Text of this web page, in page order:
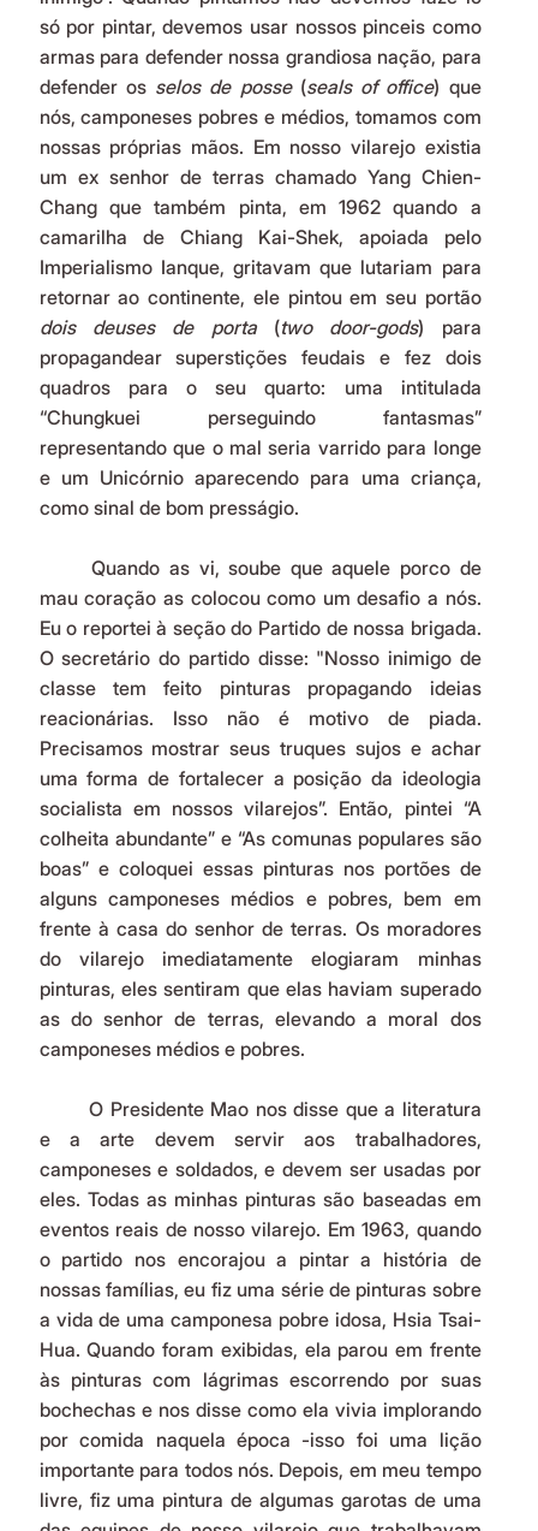
só por pintar, devemos usar nossos pinceis como
armas para defender nossa grandiosa nação, para
defender os selos de posse (seals of office) que
nós, camponeses pobres e médios, tomamos com
nossas próprias mãos. Em nosso vilarejo existia
um ex senhor de terras chamado Yang Chien-
Chang que também pinta, em 1962 quando a
camarilha de Chiang Kai-Shek, apoiada pelo
Imperialismo Ianque, gritavam que lutariam para
retornar ao continente, ele pintou em seu portão
dois deuses de porta (two door-gods)
para
propagandear superstições feudais e fez dois
quadros para o seu quarto: uma intitulada
“Chungkuei perseguindo fantasmas”
representando que o mal seria varrido para longe
e um Unicórnio aparecendo para uma criança,
como sinal de bom presságio.
	Quando as vi, soube que aquele porco de
mau coração as colocou como um desafio a nós.
Eu o reportei à seção do Partido de nossa brigada.
O secretário do partido disse: "Nosso inimigo de
classe tem feito pinturas propagando ideias
reacionárias. Isso não é motivo de piada.
Precisamos mostrar seus truques sujos e achar
uma forma de fortalecer a posição da ideologia
socialista em nossos vilarejos”. Então, pintei “A
colheita abundante” e “As comunas populares são
boas” e coloquei essas pinturas nos portões de
alguns camponeses médios e pobres, bem em
frente à casa do senhor de terras. Os moradores
do vilarejo imediatamente elogiaram minhas
pinturas, eles sentiram que elas haviam superado
as do senhor de terras, elevando a moral dos
camponeses médios e pobres.
	O Presidente Mao nos disse que a literatura
e a arte devem servir aos trabalhadores,
camponeses e soldados, e devem ser usadas por
eles. Todas as minhas pinturas são baseadas em
eventos reais de nosso vilarejo. Em 1963, quando
o partido nos encorajou a pintar a história de
nossas famílias, eu fiz uma série de pinturas sobre
a vida de uma camponesa pobre idosa, Hsia Tsai-
Hua. Quando foram exibidas, ela parou em frente
às pinturas com lágrimas escorrendo por suas
bochechas e nos disse como ela vivia implorando
por comida naquela época -isso foi uma lição
importante para todos nós. Depois, em meu tempo
livre, fiz uma pintura de algumas garotas de uma